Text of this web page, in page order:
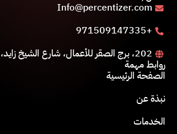
Info@percentizer.com
+971509147335
202، برج الصقر للأعمال، شارع الشيخ زايد، دبي
روابط مهمة
الصفحة الرئيسية
نبذة عن
الخدمات